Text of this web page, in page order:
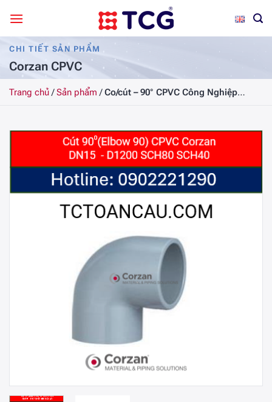
qua
nội
dungCHI TIẾT SẢN PHẨM
Corzan CPVC
Trang chủ/Sản phẩm /Co/cút – 90° CPVC Công Nghiệp